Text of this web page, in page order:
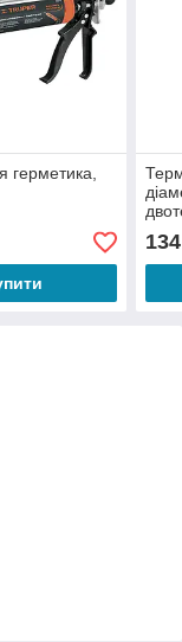
герметика,
134